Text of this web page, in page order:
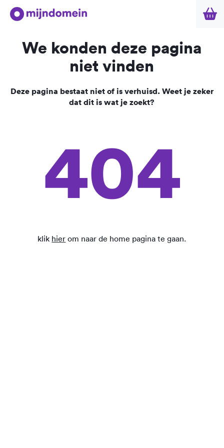
We konden deze pagina
niet vinden
Deze pagina bestaat niet of is verhuisd. Weet je zeker
dat dit is wat je zoekt?
404
klik hier om naar de home pagina te gaan.